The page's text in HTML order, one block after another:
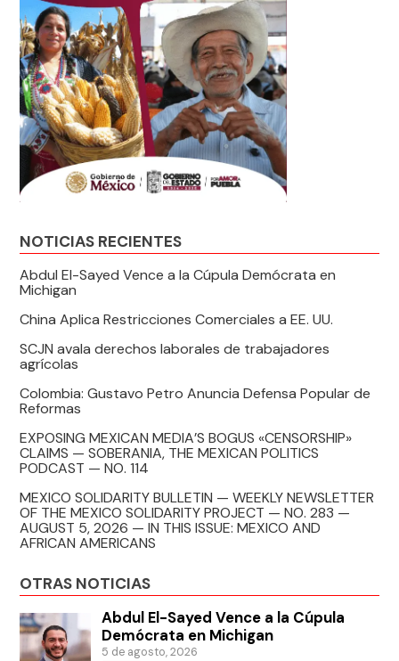
NOTICIAS RECIENTES
Abdul El-Sayed Vence a la Cúpula Demócrata en
Michigan
China Aplica Restricciones Comerciales a EE. UU.
SCJN avala derechos laborales de trabajadores
agrícolas
Colombia: Gustavo Petro Anuncia Defensa Popular de
Reformas
EXPOSING MEXICAN MEDIA’S BOGUS «CENSORSHIP»
CLAIMS — SOBERANIA, THE MEXICAN POLITICS
PODCAST — NO. 114
MEXICO SOLIDARITY BULLETIN — WEEKLY NEWSLETTER
OF THE MEXICO SOLIDARITY PROJECT — NO. 283 —
AUGUST 5, 2026 — IN THIS ISSUE: MEXICO AND
AFRICAN AMERICANS
OTRAS NOTICIAS
Abdul El-Sayed Vence a la Cúpula
Demócrata en Michigan
5 de agosto, 2026